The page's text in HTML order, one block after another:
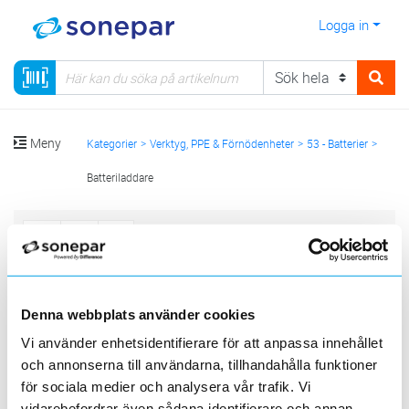
Denna webbplats använder cookies
Vi använder enhetsidentifierare för att anpassa innehållet
och annonserna till användarna, tillhandahålla funktioner
för sociala medier och analysera vår trafik. Vi
Logga in
Meny Kategorier Verktyg, PPE & Förnödenheter 53 - Batterier
Batteriladdare
Sida < 1 > Per sida 20 50 100 200
ENERGIZER VARTA